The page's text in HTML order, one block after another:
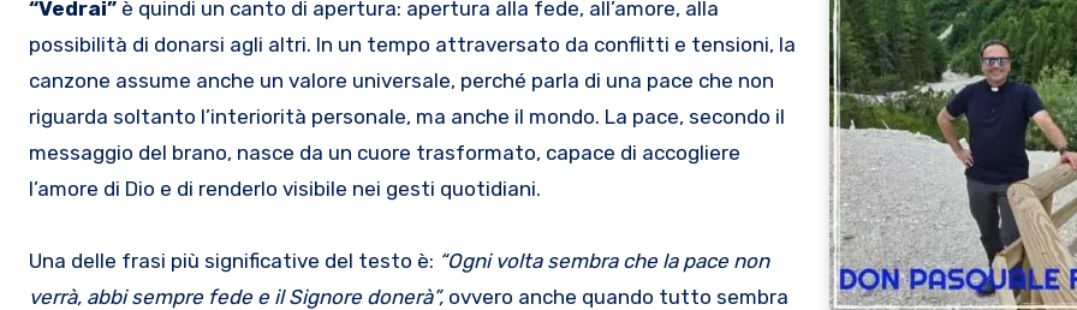
“Vedrai” è quindi un canto di apertura: apertura alla fede, all’amore, alla
possibilità di donarsi agli altri. In un tempo attraversato da conflitti e tensioni, la
canzone assume anche un valore universale, perché parla di una pace che non
riguarda soltanto l’interiorità personale, ma anche il mondo. La pace, secondo il
messaggio del brano, nasce da un cuore trasformato, capace di accogliere
l’amore di Dio e di renderlo visibile nei gesti quotidiani.
Una delle frasi più significative del testo è: “Ogni volta sembra che la pace non
verrà, abbi sempre fede e il Signore donerà”, ovvero anche quando tutto sembra